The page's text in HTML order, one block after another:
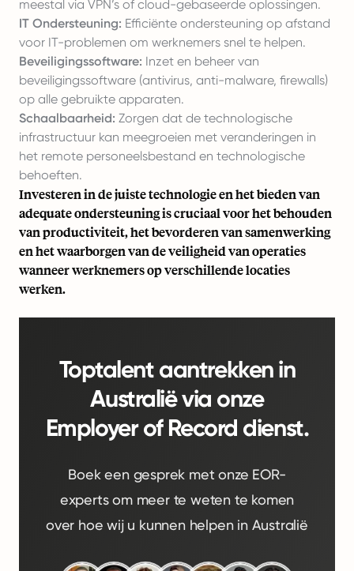
meestal via VPN’s of cloud-gebaseerde oplossingen.
IT Ondersteuning: Efficiënte ondersteuning op afstand
voor IT-problemen om werknemers snel te helpen.
Beveiligingssoftware: Inzet en beheer van
beveiligingssoftware (antivirus, anti-malware, firewalls)
op alle gebruikte apparaten.
Schaalbaarheid: Zorgen dat de technologische
infrastructuur kan meegroeien met veranderingen in
het remote personeelsbestand en technologische
behoeften.
Investeren in de juiste technologie en het bieden van
adequate ondersteuning is cruciaal voor het behouden
van productiviteit, het bevorderen van samenwerking
en het waarborgen van de veiligheid van operaties
wanneer werknemers op verschillende locaties
werken.
Toptalent aantrekken in
Australië via onze
Employer of Record dienst.
Boek een gesprek met onze EOR-
experts om meer te weten te komen
over hoe wij u kunnen helpen in Australië